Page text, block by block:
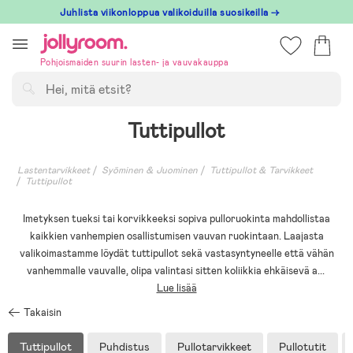
till
innehållet
Juhlista viikonloppua valikoiduilla suosikeilla →
Pohjoismaiden suurin lasten- ja vauvakauppa
Tuttipullot
Lastentarvikkeet Syöminen & Juominen
Tuttipullot & Tarvikkeet
Tuttipullot
Imetyksen tueksi tai korvikkeeksi sopiva pulloruokinta mahdollistaa
kaikkien vanhempien osallistumisen vauvan ruokintaan. Laajasta
valikoimastamme löydät tuttipullot sekä vastasyntyneelle että vähän
vanhemmalle vauvalle, olipa valintasi sitten koliikkia ehkäisevä a...
Lue lisää
Takaisin
Tuttipullot Puhdistus Pullotarvikkeet Pullotutit